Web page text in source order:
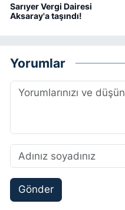
Sarıyer Vergi Dairesi
Aksaray'a taşındı!
Yorumlar
Gönder